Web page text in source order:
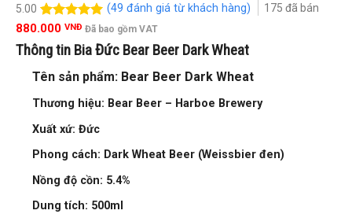
5.00
5.00 trên 5
49
(49 đánh giá từ khách hàng) 175 đã bán
880.000 VNĐ Đã bao gồm VAT
Thông tin Bia Đức Bear Beer Dark Wheat
Tên sản phẩm: Bear Beer Dark Wheat
Thương hiệu: Bear Beer – Harboe Brewery
Xuất xứ: Đức
Phong cách: Dark Wheat Beer (Weissbier đen)
Nồng độ cồn: 5.4%
Dung tích: 500ml